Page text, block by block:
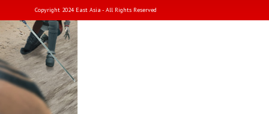
Copyright 2024 East Asia - All Rights Reserved